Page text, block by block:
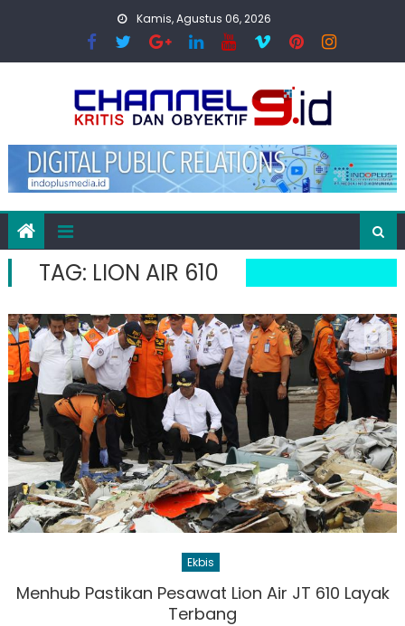
Kamis, Agustus 06, 2026
TAG: LION AIR 610
Ekbis
Menhub Pastikan Pesawat Lion Air JT 610 Layak
Terbang